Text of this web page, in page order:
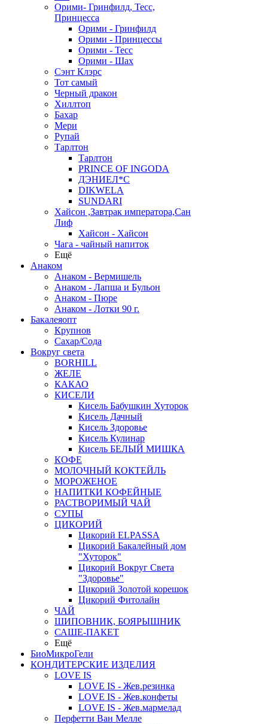
Орими- Гринфилд, Тесс,
Принцесса
Орими - Гринфилд
Орими - Принцессы
Орими - Тесс
Орими - Шах
Сэнт Клэрс
Тот самый
Черный дракон
Хиллтоп
Бахар
Мери
Рупай
Тарлтон
Тарлтон
PRINCE OF INGODA
ДЭНИЕЛ*С
DIKWELA
SUNDARI
Хайсон ,Завтрак императора,Сан
Лиф
Хайсон - Хайсон
Чага - чайный напиток
Ещё
Анаком
Анаком - Вермишель
Анаком - Лапша и Бульон
Анаком - Пюре
Анаком - Лотки 90 г.
Бакалеяопт
Крупнов
Сахар/Сода
Вокруг света
BORHILL
ЖЕЛЕ
КАКАО
КИСЕЛИ
Кисель Бабушкин Хуторок
Кисель Дачный
Кисель Здоровье
Кисель Кулинар
Кисель БЕЛЫЙ МИШКА
КОФЕ
МОЛОЧНЫЙ КОКТЕЙЛЬ
МОРОЖЕНОЕ
НАПИТКИ КОФЕЙНЫЕ
РАСТВОРИМЫЙ ЧАЙ
СУПЫ
ЦИКОРИЙ
Цикорий ELPASSA
Цикорий Бакалейный дом
"Хуторок"
Цикорий Вокруг Света
"Здоровье"
Цикорий Золотой корешок
Цикорий Фитолайн
ЧАЙ
ШИПОВНИК, БОЯРЫШНИК
САШЕ-ПАКЕТ
Ещё
БиоМикроГели
КОНДИТЕРСКИЕ ИЗДЕЛИЯ
LOVE IS
LOVE IS - Жев.резинка
LOVE IS - Жев.конфеты
LOVE IS - Жев.мармелад
Перфетти Ван Мелле